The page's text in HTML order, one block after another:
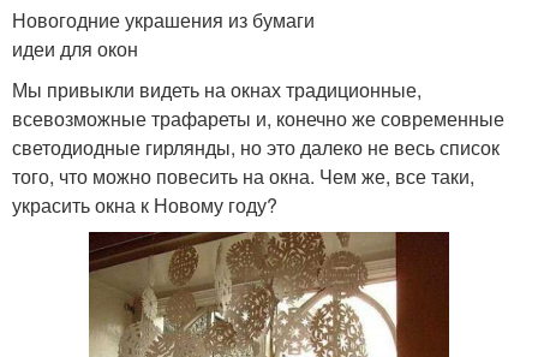
Новогодние украшения из бумаги
идеи для окон
Мы привыкли видеть на окнах традиционные,
всевозможные трафареты и, конечно же современные
светодиодные гирлянды, но это далеко не весь список
того, что можно повесить на окна. Чем же, все таки,
украсить окна к Новому году?